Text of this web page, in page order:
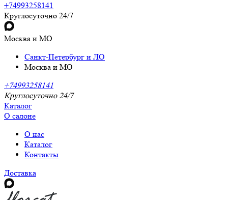
+74993258141
Круглосуточно 24/7
Москва и МО
Санкт-Петербург и ЛО
Москва и МО
+74993258141
Круглосуточно 24/7
Каталог
О салоне
О нас
Каталог
Контакты
Доставка